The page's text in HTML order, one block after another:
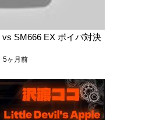
vs SM666 EX ボイパ対決
5ヶ月前